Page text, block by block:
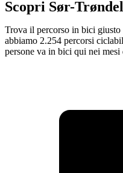
Scopri Sør-
Trova il percorso in bici
abbiamo 2.254 percorsi
persone va in bici qui nei